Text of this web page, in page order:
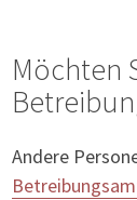
Möchten
Andere